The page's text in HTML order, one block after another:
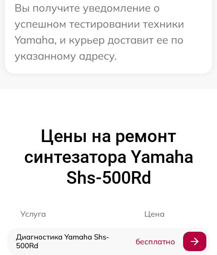
Вы получите уведомление о
успешном тестировании техники
Yamaha, и курьер доставит ее по
указанному адресу.
Цены на ремонт
синтезатора Yamaha
Shs-500Rd
Услуга Цена
Диагностика Yamaha Shs-
500Rd
бесплатно